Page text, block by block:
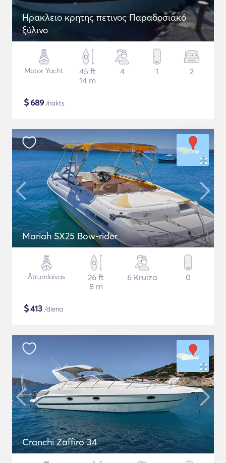
Ηρακλειο κρητης πετινος Παραδοσιακό
ξύλινο
Motor Yacht
45 ft
14 m
4 1 2
$689 /nakts
Mariah SX25 Bow-rider
Ātrumlaivas
26 ft
8 m
6 Kruīza 0
$413 /diena
Cranchi Zaffiro 34